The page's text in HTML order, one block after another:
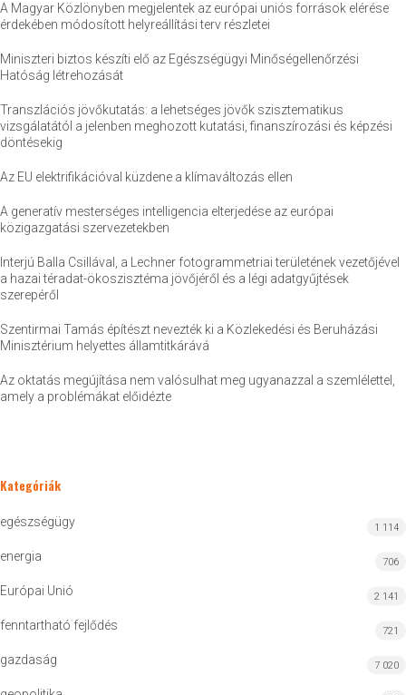
A Magyar Közlönyben megjelentek az európai uniós források elérése
érdekében módosított helyreállítási terv részletei
Miniszteri biztos készíti elő az Egészségügyi Minőségellenőrzési
Hatóság létrehozását
Transzlációs jövőkutatás: a lehetséges jövők szisztematikus
vizsgálatától a jelenben meghozott kutatási, finanszírozási és képzési
döntésekig
Az EU elektrifikációval küzdene a klímaváltozás ellen
A generatív mesterséges intelligencia elterjedése az európai
közigazgatási szervezetekben
Interjú Balla Csillával, a Lechner fotogrammetriai területének vezetőjével
a hazai téradat-ökoszisztéma jövőjéről és a légi adatgyűjtések
szerepéről
Szentirmai Tamás építészt nevezték ki a Közlekedési és Beruházási
Minisztérium helyettes államtitkárává
Az oktatás megújítása nem valósulhat meg ugyanazzal a szemlélettel,
amely a problémákat előidézte
Kategóriák
egészségügy 1 114
energia 706
Európai Unió 2 141
fenntartható fejlődés 721
gazdaság 7 020